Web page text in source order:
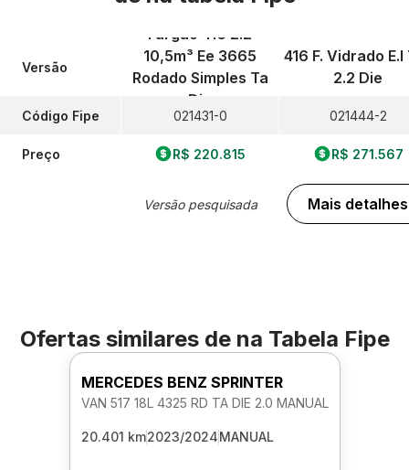
Versão
Código Fipe
Preço
Furgao 416 2.2
10,5m³ Ee 3665
Rodado Simples Ta
Die
021431-0
R$ 220.815
Versão pesquisada
416 F. Vidrado E.l
2.2 Die
021444-2
R$ 271.567
Mais detalhes
Ofertas similares de na Tabela Fipe
MERCEDES BENZ SPRINTER
VAN 517 18L 4325 RD TA DIE 2.0 MANUAL
20.401 km2023/2024MANUAL